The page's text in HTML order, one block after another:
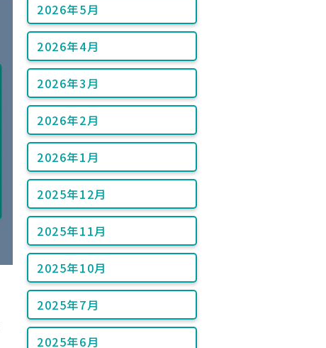
2026年5月
2026年4月
2026年3月
2026年2月
2026年1月
2025年12月
2025年11月
2025年10月
2025年7月
2025年6月